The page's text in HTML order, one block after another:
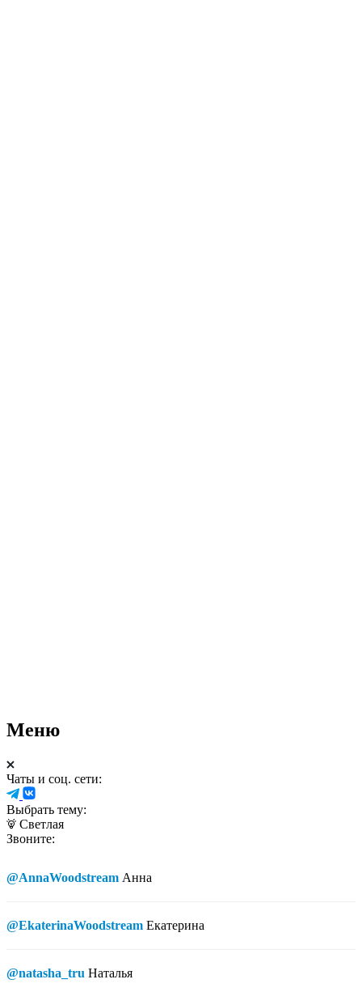
Меню
Чаты и соц. сети:
Выбрать тему:
Светлая
Звоните:
@AnnaWoodstream Анна
@EkaterinaWoodstream Екатерина
@natasha_tru Наталья